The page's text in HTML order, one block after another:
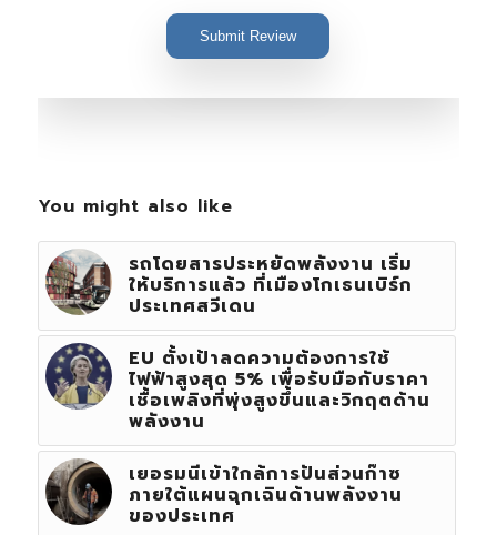
Submit Review
You might also like
รถโดยสารประหยัดพลังงาน เริ่ม
ให้บริการแล้ว ที่เมืองโกเธนเบิร์ก
ประเทศสวีเดน
EU ตั้งเป้าลดความต้องการใช้
ไฟฟ้าสูงสุด 5% เพื่อรับมือกับราคา
เชื้อเพลิงที่พุ่งสูงขึ้นและวิกฤตด้าน
พลังงาน
เยอรมนีเข้าใกล้การปันส่วนก๊าซ
ภายใต้แผนฉุกเฉินด้านพลังงาน
ของประเทศ